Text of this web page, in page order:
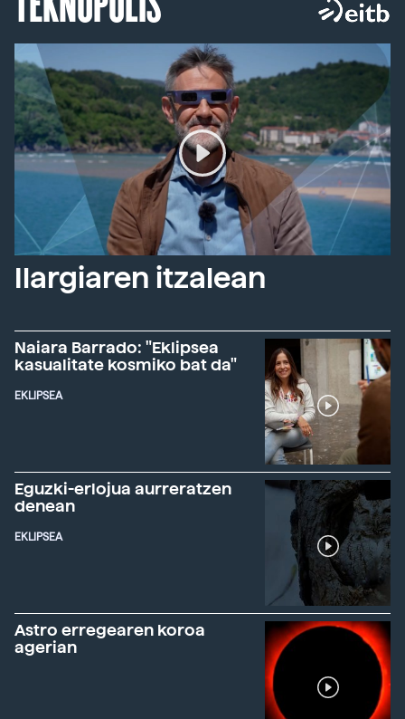
Ilargiaren itzalean
Naiara Barrado: "Eklipsea
kasualitate kosmiko bat da"
EKLIPSEA
Eguzki-erlojua aurreratzen
denean
EKLIPSEA
Astro erregearen koroa
agerian